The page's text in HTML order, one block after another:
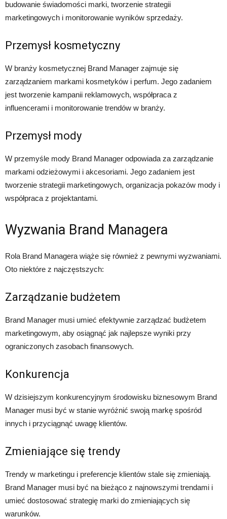
budowanie świadomości marki, tworzenie strategii
marketingowych i monitorowanie wyników sprzedaży.
Przemysł kosmetyczny
W branży kosmetycznej Brand Manager zajmuje się
zarządzaniem markami kosmetyków i perfum. Jego zadaniem
jest tworzenie kampanii reklamowych, współpraca z
influencerami i monitorowanie trendów w branży.
Przemysł mody
W przemyśle mody Brand Manager odpowiada za zarządzanie
markami odzieżowymi i akcesoriami. Jego zadaniem jest
tworzenie strategii marketingowych, organizacja pokazów mody i
współpraca z projektantami.
Wyzwania Brand Managera
Rola Brand Managera wiąże się również z pewnymi wyzwaniami.
Oto niektóre z najczęstszych:
Zarządzanie budżetem
Brand Manager musi umieć efektywnie zarządzać budżetem
marketingowym, aby osiągnąć jak najlepsze wyniki przy
ograniczonych zasobach finansowych.
Konkurencja
W dzisiejszym konkurencyjnym środowisku biznesowym Brand
Manager musi być w stanie wyróżnić swoją markę spośród
innych i przyciągnąć uwagę klientów.
Zmieniające się trendy
Trendy w marketingu i preferencje klientów stale się zmieniają.
Brand Manager musi być na bieżąco z najnowszymi trendami i
umieć dostosować strategię marki do zmieniających się
warunków.